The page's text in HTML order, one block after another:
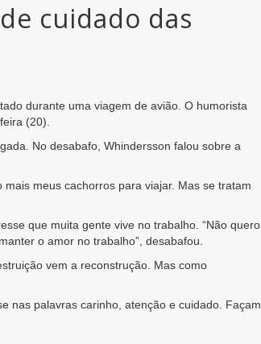
cuidado das
durante uma viagem de avião. O humorista
(20).
No desabafo, Whindersson falou sobre a
meus cachorros para viajar. Mas se tratam
que muita gente vive no trabalho. “Não quero
o amor no trabalho”, desabafou.
vem a reconstrução. Mas como
nas palavras carinho, atenção e cuidado. Façam